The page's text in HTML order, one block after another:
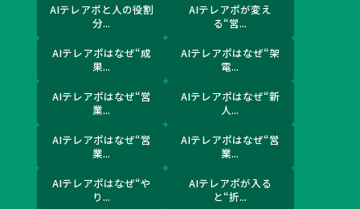
AIテレアポと人の役割
分...
AIテレアポが変え
る“営...
AIテレアポはなぜ“成
果...
AIテレアポはなぜ“架
電...
AIテレアポはなぜ“営
業...
AIテレアポはなぜ“新
人...
AIテレアポはなぜ“営
業...
AIテレアポはなぜ“営
業...
AIテレアポはなぜ“や
り...
AIテレアポが入る
と“折...